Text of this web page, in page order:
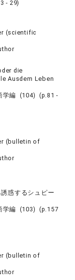
- 29)
(scientific
die
Ausdem Leben
学編 (104) (p.81 -
(bulletin of
惑するシュピー
学編 (103) (p.157
(bulletin of